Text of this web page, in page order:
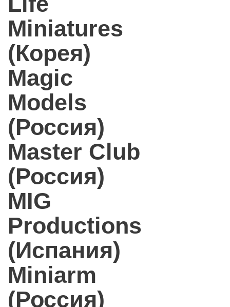
Miniatures
(Корея)
Magic
Models
(Россия)
Master Club
(Россия)
MIG
Productions
(Испания)
Miniarm
(Россия)